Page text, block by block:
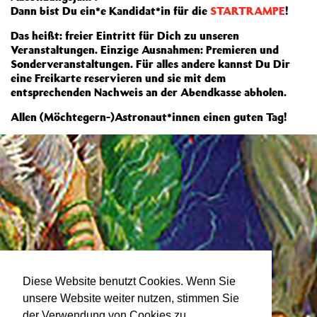
Diese Website benutzt Cookies. Wenn Sie
unsere Website weiter nutzen, stimmen Sie
Dann bist Du ein*e Kandidat*in für die STARTRAMPE!
Das heißt: freier Eintritt für Dich zu unseren
Veranstaltungen. Einzige Ausnahmen: Premieren und
Sonderveranstaltungen. Für alles andere kannst Du Dir
eine Freikarte reservieren und sie mit dem
entsprechenden Nachweis an der Abendkasse abholen.
Allen (Möchtegern-)Astronaut*innen einen guten Tag!